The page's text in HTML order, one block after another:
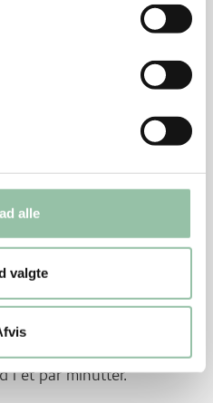
alle
valgte
sprøde udvendige, og
de sidste 10
i et par minutter.